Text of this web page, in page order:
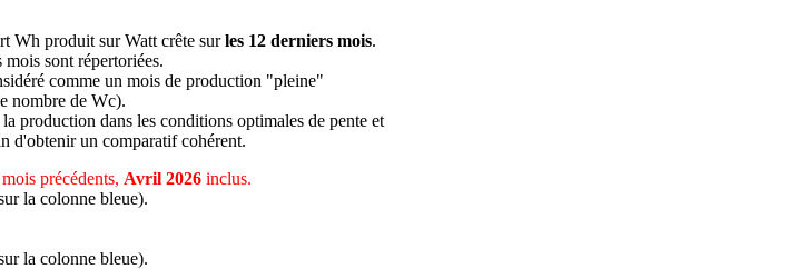
Wh produit sur Watt crête surles 12 derniers mois.
sont répertoriées.
comme un mois de production "pleine"
nombre de Wc).
production dans les conditions optimales de pente et
d'obtenir un comparatif cohérent.
précédents, Avril 2026inclus.
la colonne bleue).
la colonne bleue).